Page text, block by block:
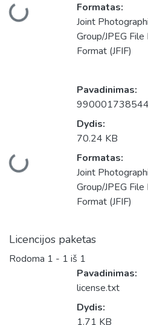
Įkeliama...
Formatas:
Joint
Group/JPEG
Format (JFIF)
Įkeliama...
Pavadinimas:
Dydis:
70.24 KB
Formatas:
Joint
Group/JPEG
Format (JFIF)
Licencijos paketas
Rodoma 1 - 1 iš 1
Pavadinimas:
license.txt
Dydis:
1.71 KB